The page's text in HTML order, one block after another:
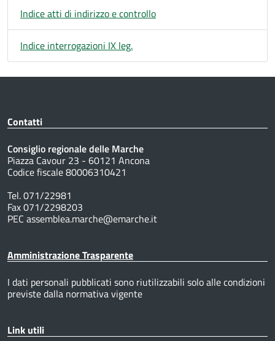
Indice atti di indirizzo e controllo
Indice interrogazioni IX leg.
Contatti
Consiglio regionale delle Marche
Piazza Cavour 23 - 60121 Ancona
Codice fiscale 80006310421
Tel. 071/22981
Fax 071/2298203
PEC assemblea.marche@emarche.it
Amministrazione Trasparente
I dati personali pubblicati sono riutilizzabili solo alle condizioni
previste dalla normativa vigente
Link utili